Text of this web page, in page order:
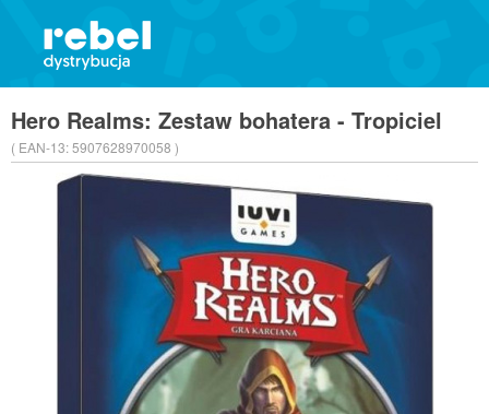
Hero Realms: Zestaw bohatera - Tropiciel
( EAN-13:5907628970058 )